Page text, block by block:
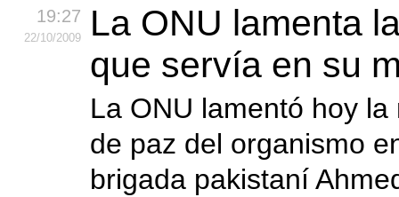
19:27
22/10/2009
La ONU lamenta
que servía en su
La ONU lamentó hoy
de paz del organismo
brigada pakistaní